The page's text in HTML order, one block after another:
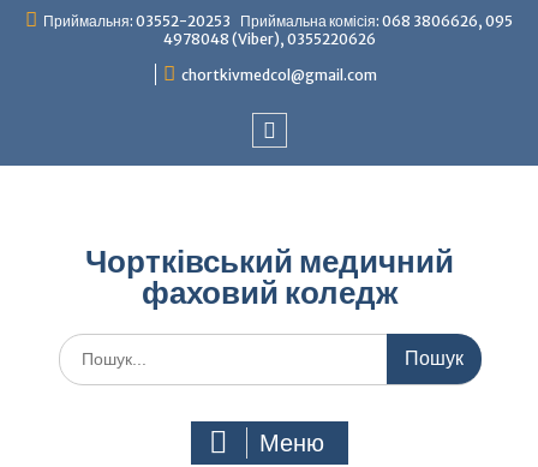
ПерейтиПриймальня: 03552-20253 Приймальна комісія: 068 3806626, 095
4978048 (Viber), 0355220626
chortkivmedcol@gmail.com
Чортківський медичний
фаховий коледж
Шукати:
Меню